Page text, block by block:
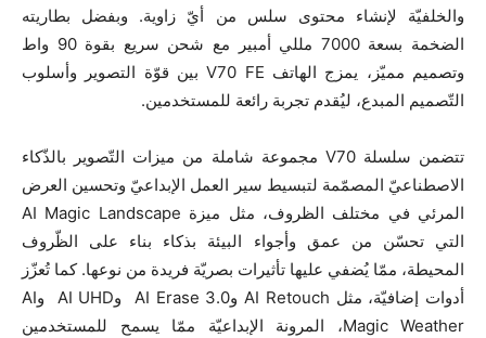
والخلفيّة لإنشاء محتوى سلس من أيّ زاوية. وبفضل بطاريته
الضخمة بسعة 7000 مللي أمبير مع شحن سريع بقوة 90 واط
وتصميم مميّز، يمزج الهاتف V70 FE بين قوّة التصوير وأسلوب
التّصميم المبدع، ليُقدم تجربة رائعة للمستخدمين.
تتضمن سلسلة V70 مجموعة شاملة من ميزات التّصوير بالذّكاء
الاصطناعيّ المصمّمة لتبسيط سير العمل الإبداعيّ وتحسين العرض
المرئي في مختلف الظروف، مثل ميزة AI Magic Landscape
التي تحسّن من عمق وأجواء البيئة بذكاء بناء على الظّروف
المحيطة، ممّا يُضفي عليها تأثيرات بصريّة فريدة من نوعها. كما تُعزّز
أدوات إضافيّة، مثل AI Retouch وAI Erase 3.0 وAI UHD وAI
Magic Weather، المرونة الإبداعيّة ممّا يسمح للمستخدمين